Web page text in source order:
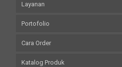
Layanan
Portofolio
Cara Order
Katalog Produk